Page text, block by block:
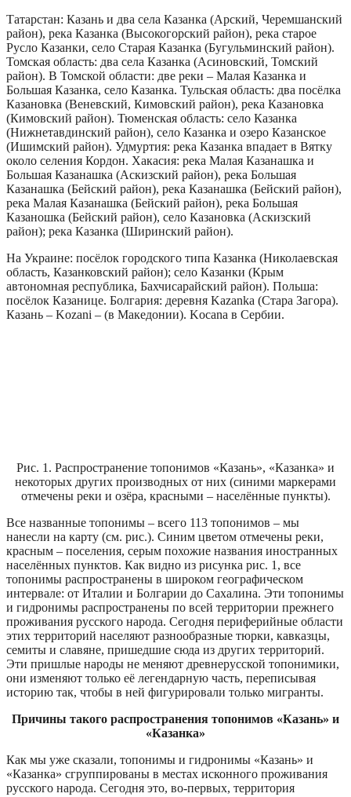
Татарстан: Казань и два села Казанка (Арский, Черемшанский
район), река Казанка (Высокогорский район), река старое
Русло Казанки, село Старая Казанка (Бугульминский район).
Томская область: два села Казанка (Асиновский, Томский
район). В Томской области: две реки – Малая Казанка и
Большая Казанка, село Казанка. Тульская область: два посёлка
Казановка (Веневский, Кимовский район), река Казановка
(Кимовский район). Тюменская область: село Казанка
(Нижнетавдинский район), село Казанка и озеро Казанское
(Ишимский район). Удмуртия: река Казанка впадает в Вятку
около селения Кордон. Хакасия: река Малая Казанашка и
Большая Казанашка (Аскизский район), река Большая
Казанашка (Бейский район), река Казанашка (Бейский район),
река Малая Казанашка (Бейский район), река Большая
Казаношка (Бейский район), село Казановка (Аскизский
район); река Казанка (Ширинский район).
На Украине: посёлок городского типа Казанка (Николаевская
область, Казанковский район); село Казанки (Крым
автономная республика, Бахчисарайский район). Польша:
посёлок Казанице. Болгария: деревня Kazanka (Стара Загора).
Казань – Kozani – (в Македонии). Kocana в Сербии.
Рис. 1. Распространение топонимов «Казань», «Казанка» и
некоторых других производных от них (синими маркерами
отмечены реки и озёра, красными – населённые пункты).
Все названные топонимы – всего 113 топонимов – мы
нанесли на карту (см. рис.). Синим цветом отмечены реки,
красным – поселения, серым похожие названия иностранных
населённых пунктов. Как видно из рисунка рис. 1, все
топонимы распространены в широком географическом
интервале: от Италии и Болгарии до Сахалина. Эти топонимы
и гидронимы распространены по всей территории прежнего
проживания русского народа. Сегодня периферийные области
этих территорий населяют разнообразные тюрки, кавказцы,
семиты и славяне, пришедшие сюда из других территорий.
Эти пришлые народы не меняют древнерусской топонимики,
они изменяют только её легендарную часть, переписывая
историю так, чтобы в ней фигурировали только мигранты.
Причины такого распространения топонимов «Казань» и
«Казанка»
Как мы уже сказали, топонимы и гидронимы «Казань» и
«Казанка» сгруппированы в местах исконного проживания
русского народа. Сегодня это, во-первых, территория